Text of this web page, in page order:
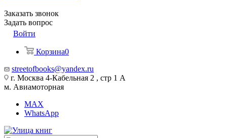
Заказать звонок
Задать вопрос
Войти
Корзина0
streetofbooks@yandex.ru
г. Москва 4-Кабельная 2 , стр 1 А
м. Авиамоторная
MAX
WhatsApp